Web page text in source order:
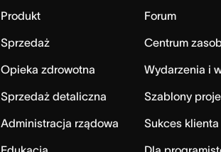
Produkt
Sprzedaż
Opieka zdrowotna
Sprzedaż detaliczna
Administracja rządowa
Forum
Centrum
Wydarzenia i
Szablony
Sukces klienta